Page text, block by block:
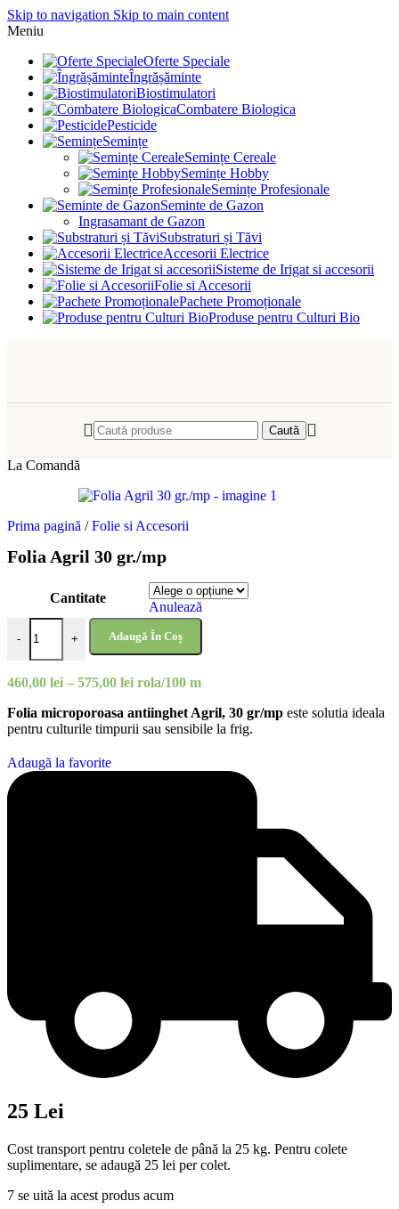
Skip to navigation Skip to main content
Meniu
Oferte Speciale
Îngrășăminte
Biostimulatori
Combatere Biologica
Pesticide
Semințe
Semințe Cereale
Semințe Hobby
Semințe Profesionale
Seminte de Gazon
Ingrasamant de Gazon
Substraturi și Tăvi
Accesorii Electrice
Sisteme de Irigat si accesorii
Folie si Accesorii
Pachete Promoționale
Produse pentru Culturi Bio
Caută
La Comandă
Prima pagină / Folie si Accesorii
Folia Agril 30 gr./mp
Cantitate
Anulează
-
Cantitate Folia Agril 30 gr./mp
+ Adaugă În Coș
460,00 lei – 575,00 leiInterval
prețuri:
460,00 lei
rola/100 m
Folia microporoasa antiinghet Agril, 30 gr/mp este solutia ideala
pentru culturile timpurii sau sensibile la frig.
Adaugă la favorite
25 Lei
Cost transport pentru coletele de până la 25 kg. Pentru colete
suplimentare, se adaugă 25 lei per colet.
7 se uită la acest produs acum